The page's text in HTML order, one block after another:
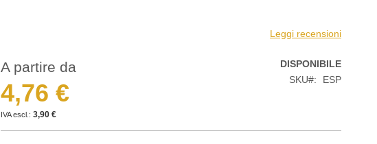
Leggi recensioni
A partire da
4,76 €
3,90 €
DISPONIBILE
SKU
ESP